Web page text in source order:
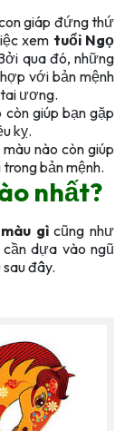
giáp đứng thứ
xem tuổi Ngọ
qua đó, những
với bản mệnh
ương.
giúp bạn gặp
kỵ.
nào còn giúp
bản mệnh.
nhất?
gìcũng như
dựa vào ngũ
đây.